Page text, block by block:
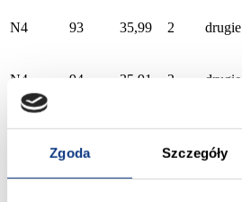
Zgoda Szczegóły
N4 93 35,99 2 drugie
N4 94 35,91 2 drugie
N4 95 62,34 4 drugie
N4 96 34,41 2 drugie